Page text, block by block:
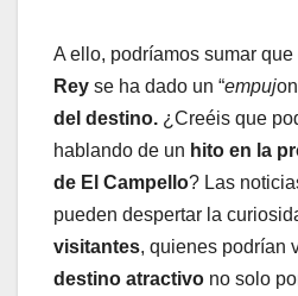
A ello, podríamos sumar que
Rey se ha dado un “empuj
del destino. ¿Creéis que
hablando de un hito en la
de El Campello? Las
pueden despertar la
visitantes, quienes podrían
destino atractivo no solo